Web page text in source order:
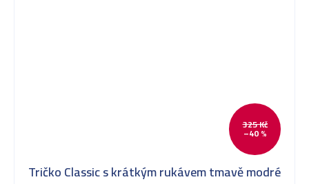
325 Kč
–40 %
Tričko Classic s krátkým rukávem tmavě modré